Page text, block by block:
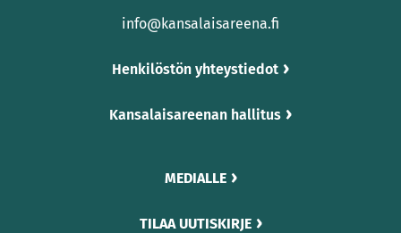
info@kansalaisareena.fi
Henkilöstön yhteystiedot
Kansalaisareenan hallitus
MEDIALLE
TILAA UUTISKIRJE